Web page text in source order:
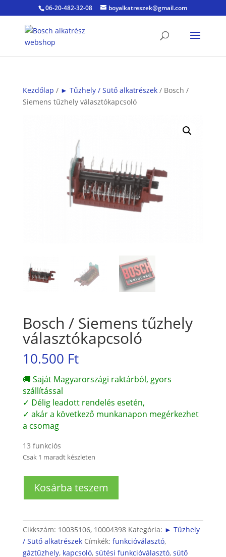
06-20-482-32-08 boyalkatreszek@gmail.com
Kezdőlap / ► Tűzhely / Sütő alkatrészek/ Bosch /
Siemens tűzhely választókapcsoló
Bosch / Siemens tűzhely
választókapcsoló
10.500 Ft
🚚 Saját Magyarországi raktárból, gyors
szállítással
✓ Délig leadott rendelés esetén,
✓ akár a következő munkanapon megérkezhet
a csomag
13 funkciós
Csak 1 maradt készleten
választókapcsoló
mennyiség
Kosárba teszem
Cikkszám: 10035106, 10004398 Kategória: ► Tűzhely
/ Sütő alkatrészek Címkék: funkcióválasztó,
gáztűzhely, kapcsoló, sütési funkcióválasztó, sütő